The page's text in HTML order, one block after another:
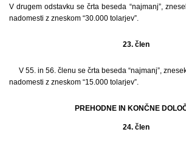
V drugem odstavku se črta beseda “najmanj”,
nadomesti z zneskom “30.000 tolarjev”.
23. člen
V 55. in 56. členu se črta beseda “najmanj”,
nadomesti z zneskom “15.000 tolarjev”.
PREHODNE IN KONČNE
24. člen